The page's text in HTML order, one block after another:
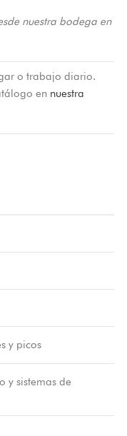
nuestra bodega en
o trabajo diario.
en nuestra
y picos
y sistemas de